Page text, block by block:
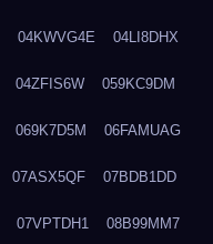
04KWVG4E 04LI8DHX
04ZFIS6W 059KC9DM
069K7D5M 06FAMUAG
07ASX5QF 07BDB1DD
07VPTDH1 08B99MM7